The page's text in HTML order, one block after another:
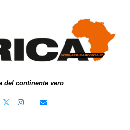
del continente vero